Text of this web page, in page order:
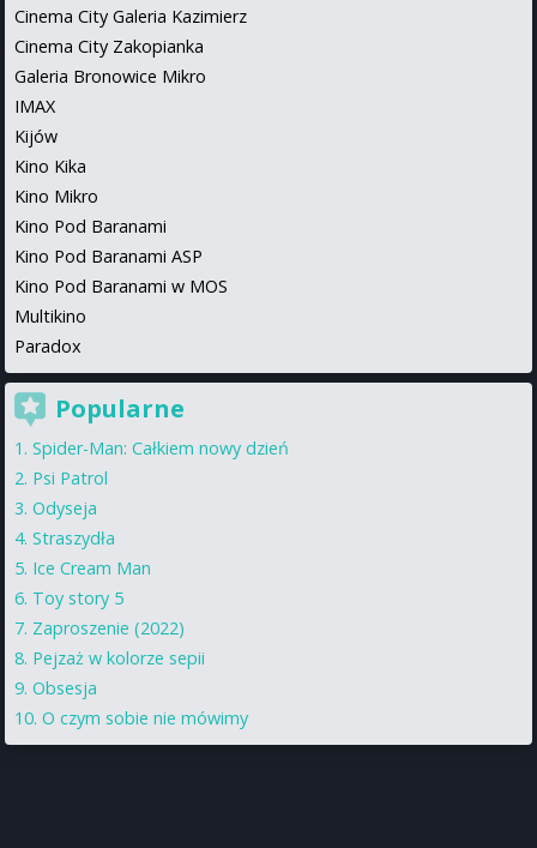
Cinema City Galeria Kazimierz
Cinema City Zakopianka
Galeria Bronowice Mikro
IMAX
Kijów
Kino Kika
Kino Mikro
Kino Pod Baranami
Kino Pod Baranami ASP
Kino Pod Baranami w MOS
Multikino
Paradox
Popularne
Spider-Man: Całkiem nowy dzień
Psi Patrol
Odyseja
Straszydła
Ice Cream Man
Toy story 5
Zaproszenie (2022)
Pejzaż w kolorze sepii
Obsesja
O czym sobie nie mówimy